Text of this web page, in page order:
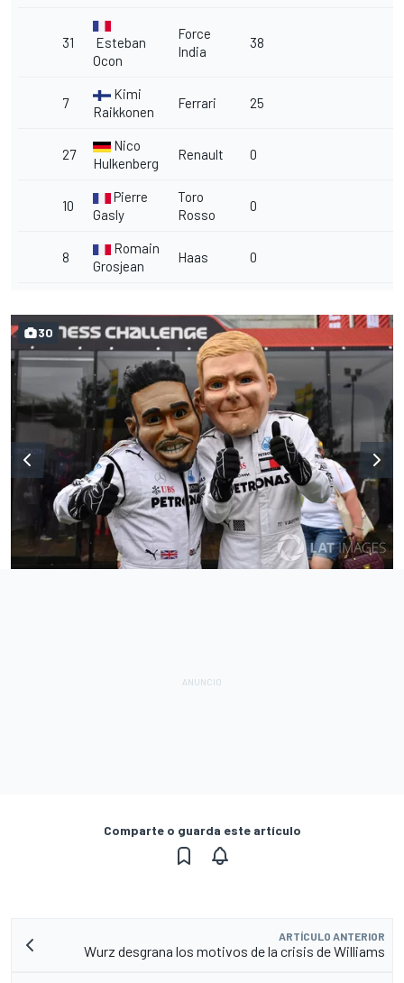
31
Esteban
Ocon
Force
India
38
7
Kimi
Raikkonen
Ferrari 25
27
Nico
Hulkenberg
Renault 0
10
Pierre
Gasly
Toro
Rosso
0
8
Romain
Grosjean
Haas 0
30
Comparte o guarda este artículo
ARTÍCULO ANTERIOR
Wurz desgrana los motivos de la crisis de Williams